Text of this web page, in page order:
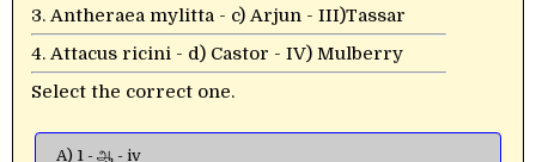
3. Antheraea mylitta - c) Arjun - III)Tassar
4. Attacus ricini - d) Castor - IV) Mulberry
Select the correct one.
A) 1 - ஆ - iv